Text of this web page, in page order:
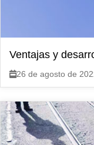
Ventajas y
26 de agosto de